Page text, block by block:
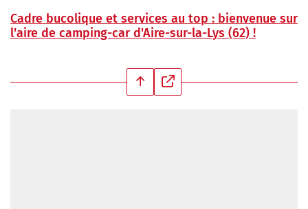
Cadre bucolique et services au top : bienvenue sur
l'aire de camping-car d'Aire-sur-la-Lys (62) !